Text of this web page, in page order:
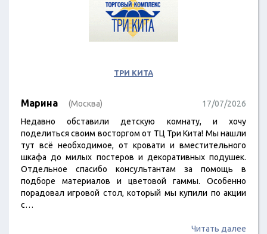
ТРИ КИТА
Марина (Москва)
17/07/2026
Недавно обставили детскую комнату, и хочу
поделиться своим восторгом от ТЦ Три Кита! Мы нашли
тут всё необходимое, от кровати и вместительного
шкафа до милых постеров и декоративных подушек.
Отдельное спасибо консультантам за помощь в
подборе материалов и цветовой гаммы. Особенно
порадовал игровой стол, который мы купили по акции
с…
Читать далее